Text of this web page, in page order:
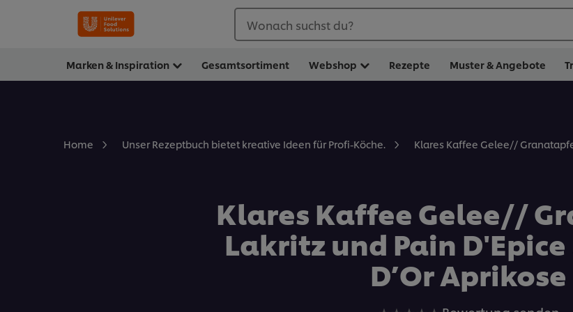
Wonach suchst du?
Marken & Inspiration Gesamtsortiment Webshop Rezepte Muster & Angebote
Home Unser Rezeptbuch bietet kreative Ideen für Profi-Köche. Klares Kaffee Gelee//
Klares Kaffee Gelee//
Lakritz und Pain
D’Or Aprikose